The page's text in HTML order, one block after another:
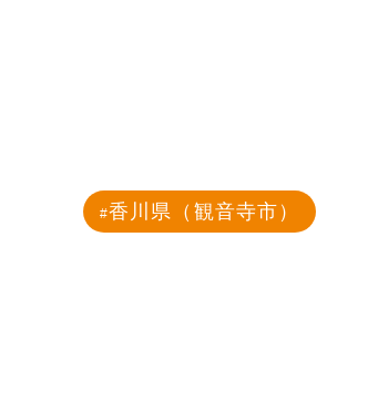
香川県（観音寺市）